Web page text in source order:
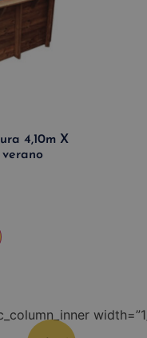
4,10m X
verano